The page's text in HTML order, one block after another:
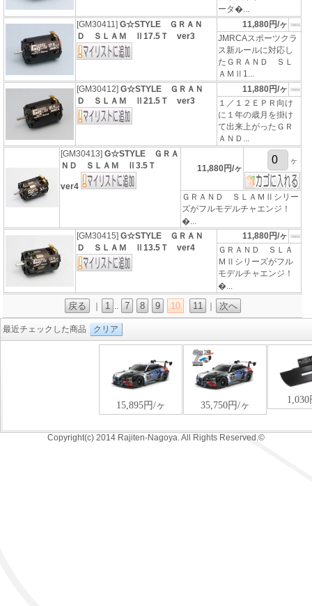
ータ�...
[GM30411]G☆STYLE ＧＲＡＮ
Ｄ ＳＬＡＭ Ⅱ17.5Ｔ ver3
11,880円/ヶ
JMRCAスポーツクラ
ス新ルールに対応し
たＧＲＡＮＤ ＳＬ
ＡＭⅡ1...
[GM30412]G☆STYLE ＧＲＡＮ
Ｄ ＳＬＡＭ Ⅱ21.5Ｔ ver3
11,880円/ヶ
１／１２ＥＰＲ向け
に１年の歳月を掛け
て出来上がったＧＲ
ＡＮＤ...
[GM30413]G☆STYLE ＧＲＡ
ＮＤ ＳＬＡＭ Ⅱ3.5Ｔ
ver4
11,880円/ヶ
ヶ
ＧＲＡＮＤ ＳＬＡＭⅡシリー
ズがフルモデルチャエンジ！
�...
[GM30415]G☆STYLE ＧＲＡＮ
Ｄ ＳＬＡＭ Ⅱ13.5Ｔ ver4
11,880円/ヶ
ＧＲＡＮＤ ＳＬＡ
ＭⅡシリーズがフル
モデルチャエンジ！
�...
戻る 1 .. 7 8 9 10 11 次へ
最近チェックした商品 クリア
Copyright(c) 2014 Rajiten-Nagoya. All Rights Reserved.©